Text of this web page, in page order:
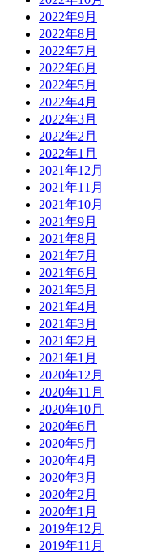
2022年9月
2022年8月
2022年7月
2022年6月
2022年5月
2022年4月
2022年3月
2022年2月
2022年1月
2021年12月
2021年11月
2021年10月
2021年9月
2021年8月
2021年7月
2021年6月
2021年5月
2021年4月
2021年3月
2021年2月
2021年1月
2020年12月
2020年11月
2020年10月
2020年6月
2020年5月
2020年4月
2020年3月
2020年2月
2020年1月
2019年12月
2019年11月